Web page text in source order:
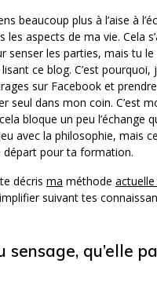
beaucoup plus à l’aise à
les aspects de ma vie. Cela
senser les parties, mais tu le
ce blog. C’est pourquoi,
sur Facebook et
seul dans mon coin. C’est
bloque un peu l’échange
avec la philosophie, mais
pour ta formation.
décris ma méthode actuelle
suivant tes
sensage, qu’elle